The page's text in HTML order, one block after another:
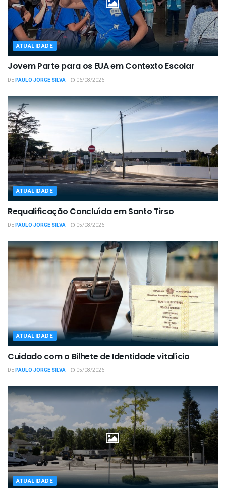
ATUALIDADE
Jovem Parte para os EUA em Contexto Escolar
DEPAULO JORGE SILVA 06/08/2026
ATUALIDADE
Requalificação Concluída em Santo Tirso
DEPAULO JORGE SILVA 05/08/2026
ATUALIDADE
Cuidado com o Bilhete de Identidade vitalício
DEPAULO JORGE SILVA 05/08/2026
ATUALIDADE